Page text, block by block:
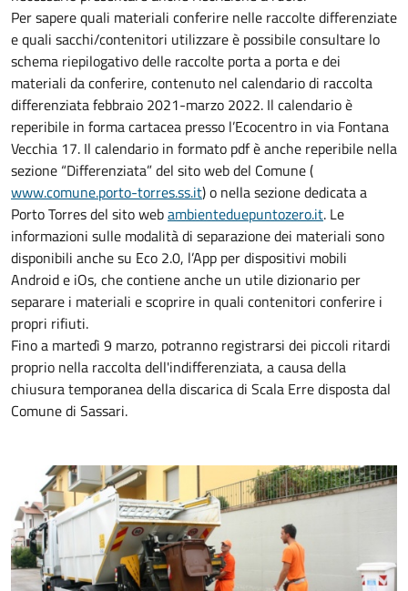
Per sapere quali materiali conferire nelle raccolte differenziate
e quali sacchi/contenitori utilizzare è possibile consultare lo
schema riepilogativo delle raccolte porta a porta e dei
materiali da conferire, contenuto nel calendario di raccolta
differenziata febbraio 2021-marzo 2022. Il calendario è
reperibile in forma cartacea presso l’Ecocentro in via Fontana
Vecchia 17. Il calendario in formato pdf è anche reperibile nella
sezione “Differenziata” del sito web del Comune (
www.comune.porto-torres.ss.it) o nella sezione dedicata a
Porto Torres del sito webambienteduepuntozero.it. Le
informazioni sulle modalità di separazione dei materiali sono
disponibili anche su Eco 2.0, l’App per dispositivi mobili
Android e iOs, che contiene anche un utile dizionario per
separare i materiali e scoprire in quali contenitori conferire i
propri rifiuti.
Fino a martedì 9 marzo, potranno registrarsi dei piccoli ritardi
proprio nella raccolta dell'indifferenziata, a causa della
chiusura temporanea della discarica di Scala Erre disposta dal
Comune di Sassari.